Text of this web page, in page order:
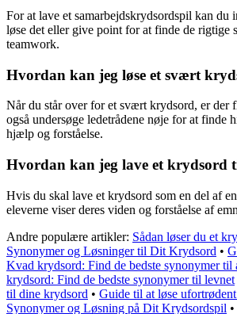
For at lave et samarbejdskrydsordspil kan
løse det eller give point for at finde de rigtige
teamwork.
Hvordan kan jeg løse et svært
Når du står over for et svært krydsord, er der
også undersøge ledetrådene nøje for at finde
hjælp og forståelse.
Hvordan kan jeg lave et krydsord
Hvis du skal lave et krydsord som en del af
eleverne viser deres viden og forståelse af
Andre populære artikler: Sådan løser du et
Synonymer og Løsninger til Dit Krydsord •
Kvad krydsord: Find de bedste synonymer til
krydsord: Find de bedste synonymer til levnet
til dine krydsord • Guide til at løse
Synonymer og Løsning på Dit Krydsordspil •